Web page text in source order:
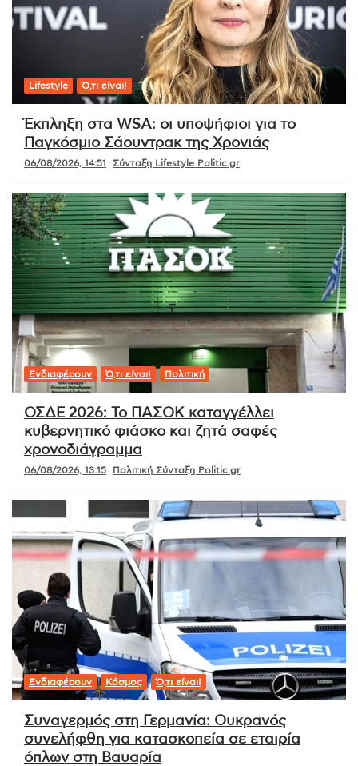
Lifestyle Ό,τι είναι!
Έκπληξη στα WSA: οι υποψήφιοι για το
Παγκόσμιο Σάουντρακ της Χρονιάς
06/08/2026, 14:51 Σύνταξη Lifestyle Politic.gr
Ενδιαφέρουν Ό,τι είναι! Πολιτική
ΟΣΔΕ 2026: Το ΠΑΣΟΚ καταγγέλλει
κυβερνητικό φιάσκο και ζητά σαφές
χρονοδιάγραμμα
06/08/2026, 13:15 Πολιτική Σύνταξη Politic.gr
Ενδιαφέρουν Κόσμος Ό,τι είναι!
Συναγερμός στη Γερμανία: Ουκρανός
συνελήφθη για κατασκοπεία σε εταιρία
όπλων στη Βαυαρία